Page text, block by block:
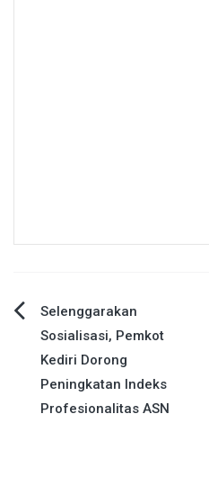
Navigasi
pos
Selenggarakan
Sosialisasi, Pemkot
Kediri Dorong
Peningkatan Indeks
Profesionalitas ASN